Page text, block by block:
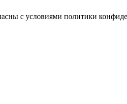
с условиями политики